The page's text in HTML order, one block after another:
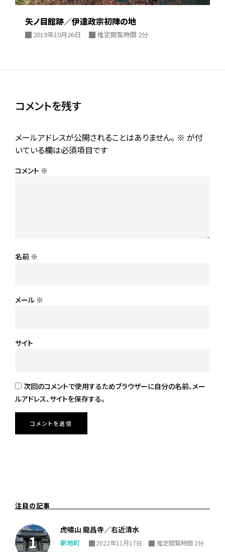
矢ノ目館跡／伊達政宗初陣の地
2019年10月26日 推定閲覧時間 2分
コメントを残す
メールアドレスが公開されることはありません。 ※ が付
いている欄は必須項目です
コメント ※
名前 ※
メール ※
サイト
次回のコメントで使用するためブラウザーに自分の名前、メー
ルアドレス、サイトを保存する。
注目の記事
虎嘯山 龍昌寺／右近清水
新地町 2022年11月17日 推定閲覧時間 2分